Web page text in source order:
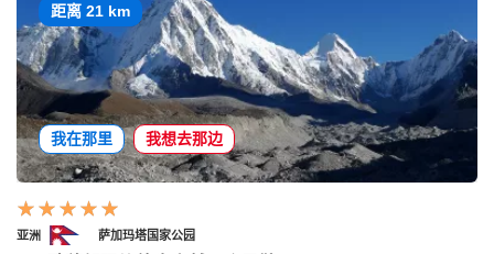
距离 21 km
我在那里 我想去那边
亚洲 萨加玛塔国家公园